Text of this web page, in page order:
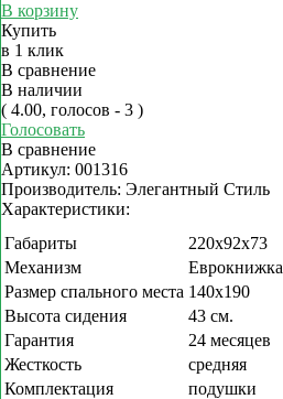
В корзину
Купить
в 1 клик
В сравнение
В наличии
( 4.00, голосов - 3 )
Голосовать
В сравнение
Артикул: 001316
Производитель: Элегантный Стиль
Характеристики:
Габариты
220х92х73
Механизм
Еврокнижка
Размер спального места 140х190
Высота сидения
43 см.
Гарантия
24 месяцев
Жесткость
средняя
Комплектация
подушки